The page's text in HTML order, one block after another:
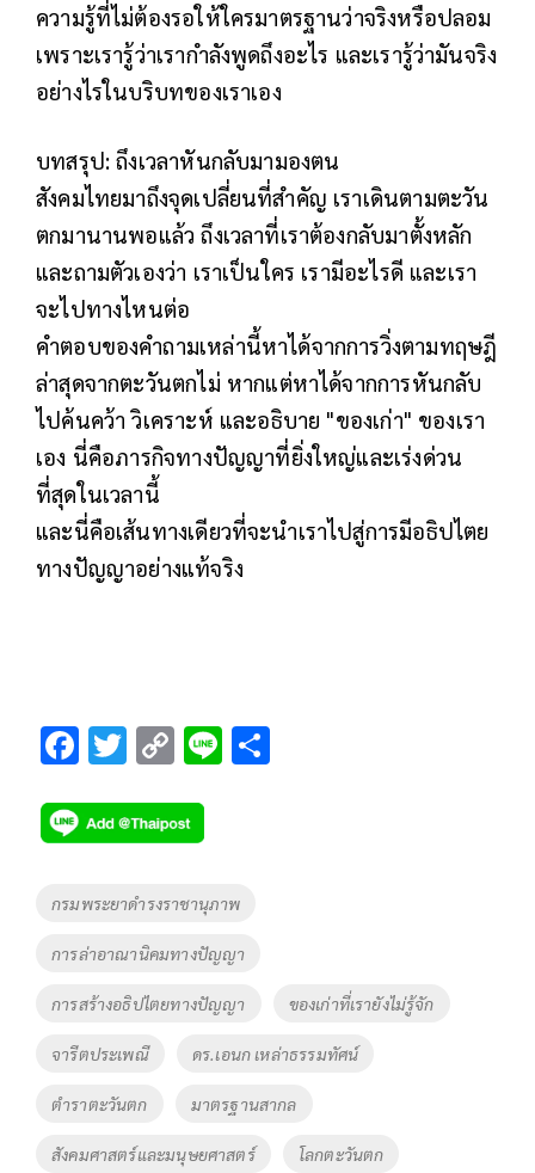
ความรู้ที่ไม่ต้องรอให้ใครมาตรฐานว่าจริงหรือปลอม
เพราะเรารู้ว่าเรากำลังพูดถึงอะไร และเรารู้ว่ามันจริง
อย่างไรในบริบทของเราเอง
บทสรุป: ถึงเวลาหันกลับมามองตน
สังคมไทยมาถึงจุดเปลี่ยนที่สำคัญ เราเดินตามตะวัน
ตกมานานพอแล้ว ถึงเวลาที่เราต้องกลับมาตั้งหลัก
และถามตัวเองว่า เราเป็นใคร เรามีอะไรดี และเรา
จะไปทางไหนต่อ
คำตอบของคำถามเหล่านี้หาได้จากการวิ่งตามทฤษฎี
ล่าสุดจากตะวันตกไม่ หากแต่หาได้จากการหันกลับ
ไปค้นคว้า วิเคราะห์ และอธิบาย "ของเก่า" ของเรา
เอง นี่คือภารกิจทางปัญญาที่ยิ่งใหญ่และเร่งด่วน
ที่สุดในเวลานี้
และนี่คือเส้นทางเดียวที่จะนำเราไปสู่การมีอธิปไตย
ทางปัญญาอย่างแท้จริง
F
e
b
o
o
k
T
tt
er
C
p
y
Li
k
Li
Tags
กรมพระยาดำรงราชานุภาพ
การล่าอาณานิคมทางปัญญา
การสร้างอธิปไตยทางปัญญา ของเก่าที่เรายังไม่รู้จัก
จารีตประเพณี ดร.เอนก เหล่าธรรมทัศน์
ตำราตะวันตก มาตรฐานสากล
สังคมศาสตร์และมนุษยศาสตร์ โลกตะวันตก